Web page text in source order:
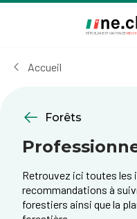
cookies
Accueil
Forêts
Retrouvez ici toutes les
recommandations à
forestiers ainsi que la